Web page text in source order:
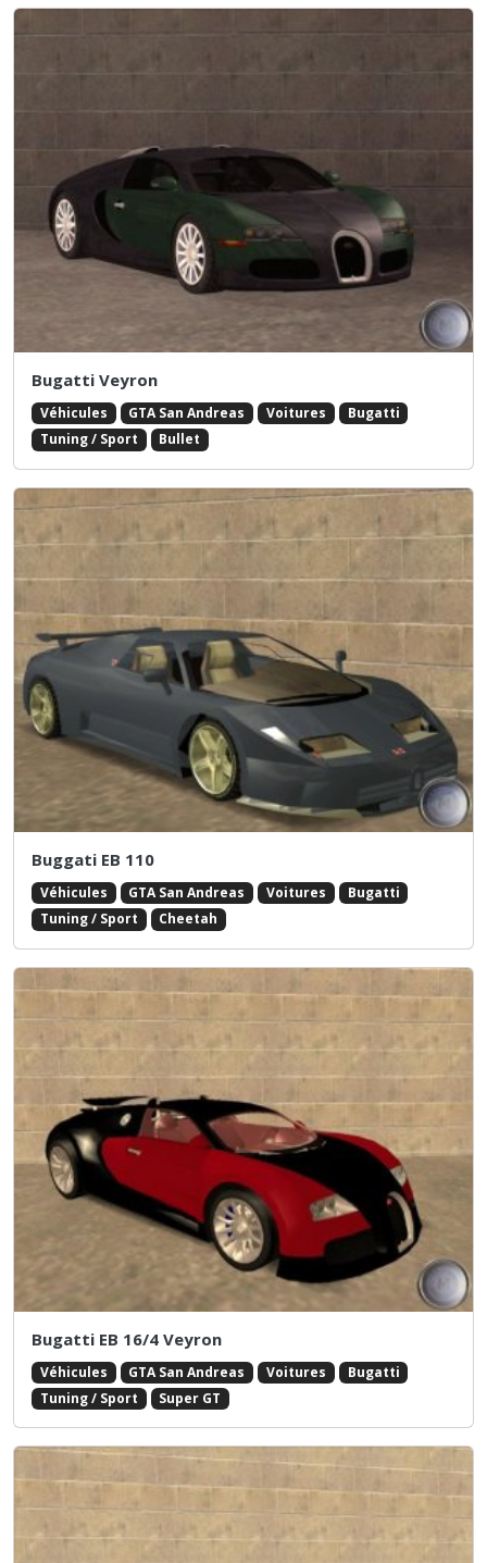
Bugatti Veyron
Véhicules GTA San Andreas Voitures
Bugatti
Tuning / Sport
Bullet
Buggati EB 110
Véhicules GTA San Andreas Voitures
Bugatti
Tuning / Sport
Cheetah
Bugatti EB 16/4 Veyron
Véhicules GTA San Andreas Voitures
Bugatti
Tuning / Sport
Super GT